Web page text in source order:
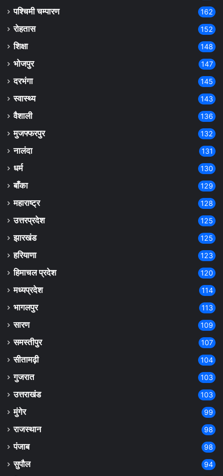
पश्चिमी चम्पारण 162
रोहतास 152
शिक्षा 148
भोजपुर 147
दरभंगा 145
स्वास्थ्य 143
वैशाली 136
मुजफ्फरपुर 132
नालंदा 131
धर्म 130
बाँका 129
महाराष्ट्र 128
उत्तरप्रदेश 125
झारखंड 125
हरियाणा 123
हिमाचल प्रदेश 120
मध्यप्रदेश 114
भागलपुर 113
सारण 109
समस्तीपुर 107
सीतामढ़ी 104
गुजरात 103
उत्तराखंड 103
मुंगेर 99
राजस्थान 98
पंजाब 98
सुपौल 94